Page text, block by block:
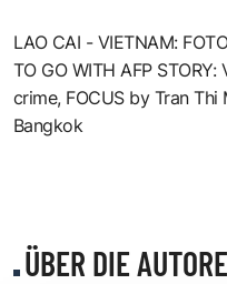
LAO CAI - VIETNAM:
TO GO WITH AFP
crime, FOCUS by Tran
Bangkok
ÜBER DIE